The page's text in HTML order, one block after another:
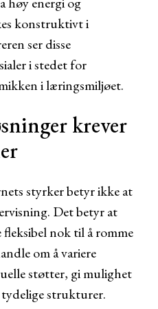
konstruktivt i
ser disse
i stedet for
i læringsmiljøet.
krever
styrker betyr ikke at
Det betyr at
nok til å romme
om å variere
støtter, gi mulighet
tydelige strukturer.